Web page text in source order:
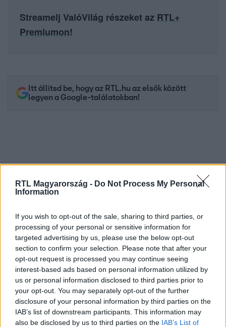
RTL Magyarország - Do Not Process My Personal
Information
If you wish to opt-out of the sale, sharing to third parties, or
processing of your personal or sensitive information for
targeted advertising by us, please use the below opt-out
section to confirm your selection. Please note that after your
opt-out request is processed you may continue seeing
interest-based ads based on personal information utilized by
us or personal information disclosed to third parties prior to
your opt-out. You may separately opt-out of the further
disclosure of your personal information by third parties on the
IAB’s list of downstream participants. This information may
also be disclosed by us to third parties on the IAB’s List of
Streamelj ValóVilág részeket az RTL+
Premiumon!
Itt állítsd be, hogy az RTL.hu az elsők között
legyen a Google-találatokban!
Kövess minket, és értesülj a friss hírekről a
Facebookon is!
Követem